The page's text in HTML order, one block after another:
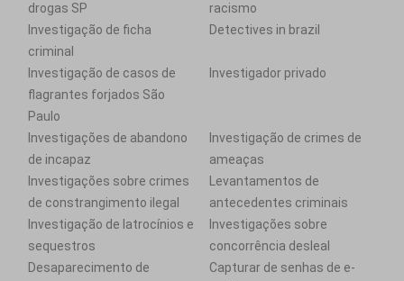
drogas SP
racismo
Investigação de ficha
criminal
Detectives in brazil
Investigação de casos de
flagrantes forjados São
Paulo
Investigador privado
Investigações de abandono
de incapaz
Investigação de crimes de
ameaças
Investigações sobre crimes
de constrangimento ilegal
Levantamentos de
antecedentes criminais
Investigação de latrocínios e
sequestros
Investigações sobre
concorrência desleal
Desaparecimento de
Capturar de senhas de e-